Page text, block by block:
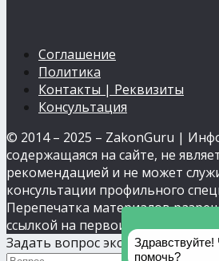
Соглашение
Политика
Контакты | Реквизиты
Консультация
© 2014 – 2025 – ZakonGuru |
содержащаяся на сайте, не
рекомендацией и не может
консультации профильного
Перепечатка материалов
ссылкой на первоисточник.
Задать вопрос эксперту